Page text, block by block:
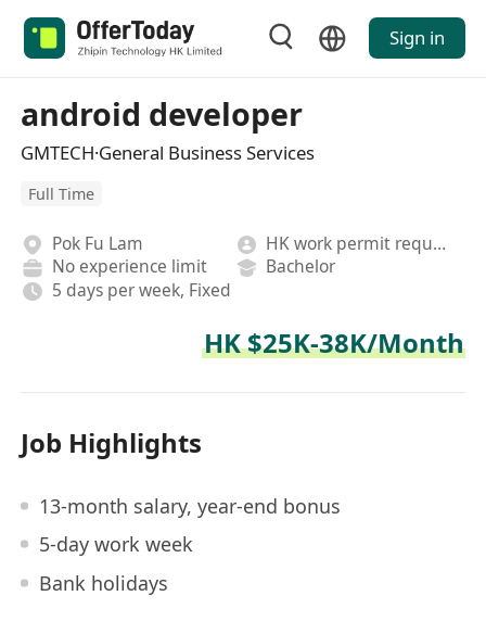
Sign in
android developer
GMTECH·General Business Services
Full Time
Pok Fu Lam
HK work permit required
No experience limit
Bachelor
5 days per week, Fixed
HK $25K-38K/Month
Job Highlights
13-month salary, year-end bonus
5-day work week
Bank holidays